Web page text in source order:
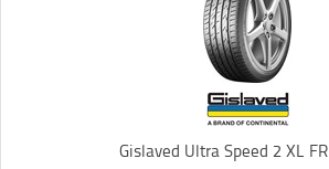
Gislaved Ultra Speed 2 XL FR